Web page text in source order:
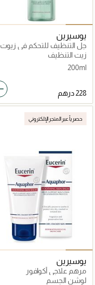
يوسيرين
جل التنظيف للتحكم في زيوت
البشرة
زيت التنظيف
200ml
حصرياً عبر المتجر الإلكتروني
يوسيرين
مرهم علاجي أكوافور
لوشن الجسم